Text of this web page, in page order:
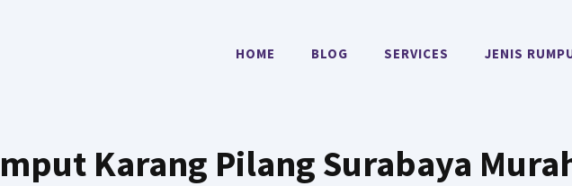
HOME BLOG SERVICES JENIS
Karang Pilang Surabaya